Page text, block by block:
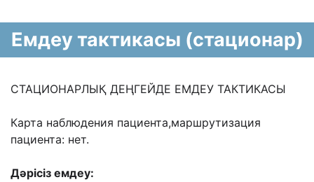
Емдеу тактикасы (стационар)
СТАЦИОНАРЛЫҚ ДЕҢГЕЙДЕ ЕМДЕУ ТАКТИКАСЫ
Карта наблюдения пациента,маршрутизация
пациента: нет.
Дәрісіз емдеу: